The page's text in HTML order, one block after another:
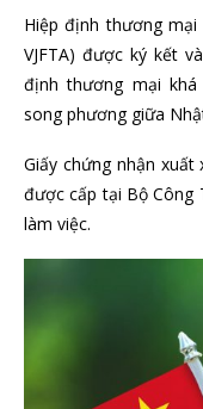
Hiệp định thương
VJFTA) được ký kết
định thương mại
song phương giữa
Giấy chứng nhận xuất
được cấp tại Bộ Công
làm việc.